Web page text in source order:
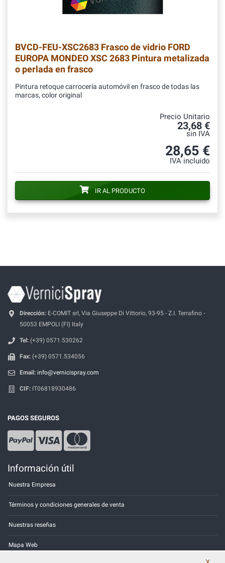
BVCD-FEU-XSC2683 Frasco de vidrio FORD
EUROPA MONDEO XSC 2683 Pintura metalizada
o perlada en frasco
Pintura retoque carrocería automóvil en frasco de todas las
marcas, color original
Precio Unitario
23,68 €
sin IVA
28,65 €
IVA incluido
IR AL PRODUCTO
Dirección: E-COMIT srl, Via Giuseppe Di Vittorio, 93-95 - Z.I. Terrafino -
50053 EMPOLI (FI) Italy
Tel: (+39) 0571.530262
Fax: (+39) 0571.534056
Email: info@vernicispray.com
CIF: IT06818930486
PAGOS SEGUROS
Información útil
Nuestra Empresa
Términos y condiciones generales de venta
Nuestras reseñas
Mapa Web